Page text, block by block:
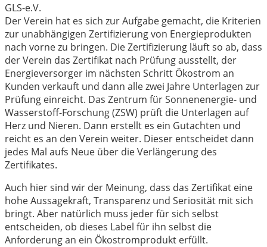
GLS-e.V.
Der Verein hat es sich zur Aufgabe gemacht, die Kriterien
zur unabhängigen Zertifizierung von Energieprodukten
nach vorne zu bringen. Die Zertifizierung läuft so ab, dass
der Verein das Zertifikat nach Prüfung ausstellt, der
Energieversorger im nächsten Schritt Ökostrom an
Kunden verkauft und dann alle zwei Jahre Unterlagen zur
Prüfung einreicht. Das Zentrum für Sonnenenergie- und
Wasserstoff-Forschung (ZSW) prüft die Unterlagen auf
Herz und Nieren. Dann erstellt es ein Gutachten und
reicht es an den Verein weiter. Dieser entscheidet dann
jedes Mal aufs Neue über die Verlängerung des
Zertifikates.
Auch hier sind wir der Meinung, dass das Zertifikat eine
hohe Aussagekraft, Transparenz und Seriosität mit sich
bringt. Aber natürlich muss jeder für sich selbst
entscheiden, ob dieses Label für ihn selbst die
Anforderung an ein Ökostromprodukt erfüllt.